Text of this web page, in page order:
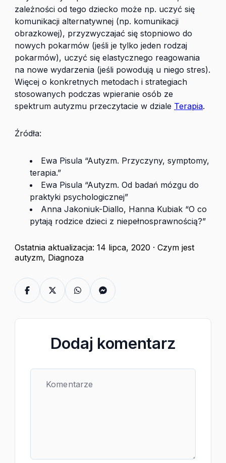
zależności od tego dziecko może np. uczyć się
komunikacji alternatywnej (np. komunikacji
obrazkowej), przyzwyczajać się stopniowo do
nowych pokarmów (jeśli je tylko jeden rodzaj
pokarmów), uczyć się elastycznego reagowania
na nowe wydarzenia (jeśli powodują u niego stres).
Więcej o konkretnych metodach i strategiach
stosowanych podczas wpieranie osób ze
spektrum autyzmu przeczytacie w dziale Terapia.
Źródła:
Ewa Pisula “Autyzm. Przyczyny, symptomy,
terapia.”
Ewa Pisula “Autyzm. Od badań mózgu do
praktyki psychologicznej”
Anna Jakoniuk-Diallo, Hanna Kubiak “O co
pytają rodzice dzieci z niepełnosprawnością?”
Ostatnia aktualizacja: 14 lipca, 2020 · Czym jest
autyzm, Diagnoza
Dodaj komentarz